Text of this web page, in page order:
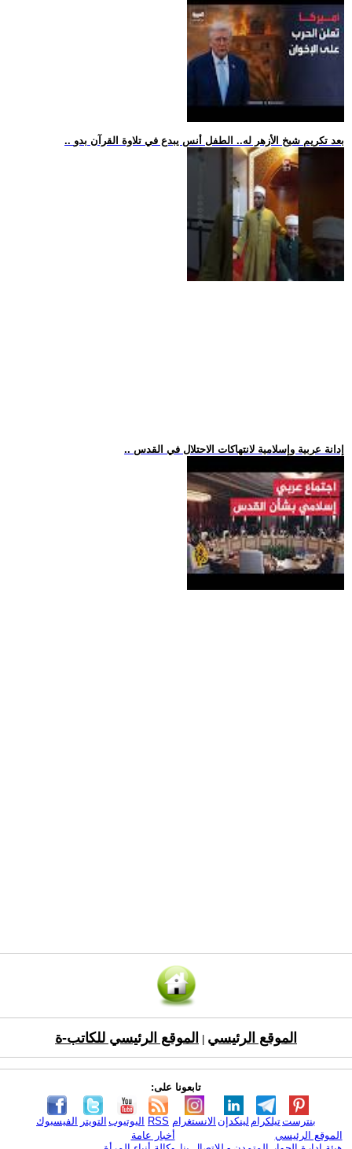
.. بعد تكريم شيخ الأزهر له.. الطفل أنس يبدع في تلاوة القرآن بدو
.. إدانة عربية وإسلامية لانتهاكات الاحتلال في القدس
الموقع الرئيسي الموقع الرئيسي للكاتب-ة
تابعونا على:
الفيسبوك التويتر اليوتيوب RSS الانستغرام لينكدإن تيلكرامبنترست
الموقع الرئيسي
أخبار عامة